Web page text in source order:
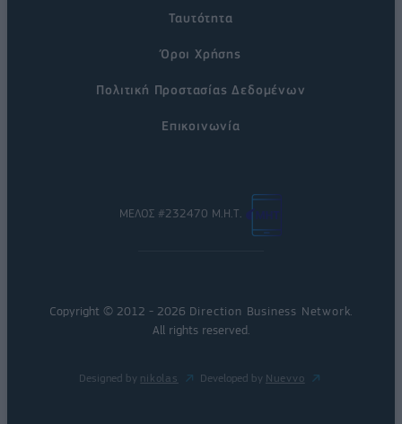
Ταυτότητα
Όροι Χρήσης
Πολιτική Προστασίας Δεδομένων
Επικοινωνία
ΜΕΛΟΣ #232470 Μ.Η.Τ.
Copyright © 2012 - 2026 Direction Business Network
All rights reserved.
Designed by nikolas Developed by Nuevvo